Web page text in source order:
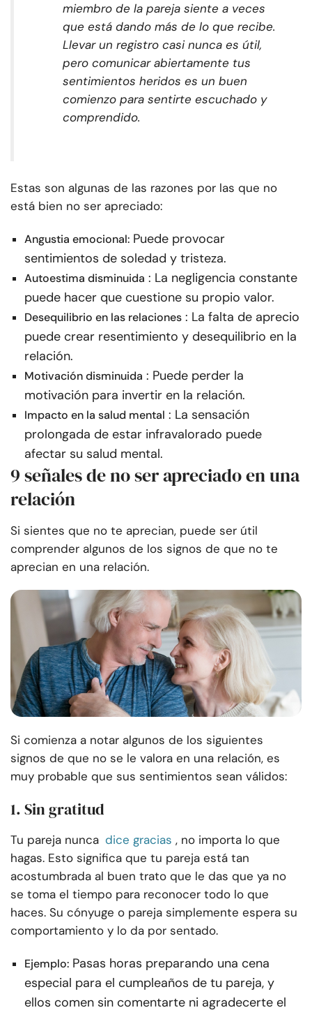
miembro de la pareja siente a veces
que está dando más de lo que recibe.
Llevar un registro casi nunca es útil,
pero comunicar abiertamente tus
sentimientos heridos es un buen
comienzo para sentirte escuchado y
comprendido.
Estas son algunas de las razones por las que no
está bien no ser apreciado:
Angustia emocional: Puede provocar
sentimientos de soledad y tristeza.
Autoestima disminuida : La negligencia constante
puede hacer que cuestione su propio valor.
Desequilibrio en las relaciones : La falta de aprecio
puede crear resentimiento y desequilibrio en la
relación.
Motivación disminuida : Puede perder la
motivación para invertir en la relación.
Impacto en la salud mental : La sensación
prolongada de estar infravalorado puede
afectar su salud mental.
9 señales de no ser apreciado en una
relación
Si sientes que no te aprecian, puede ser útil
comprender algunos de los signos de que no te
aprecian en una relación.
Si comienza a notar algunos de los siguientes
signos de que no se le valora en una relación, es
muy probable que sus sentimientos sean válidos:
1. Sin gratitud
Tu pareja nunca dice gracias , no importa lo que
hagas. Esto significa que tu pareja está tan
acostumbrada al buen trato que le das que ya no
se toma el tiempo para reconocer todo lo que
haces. Su cónyuge o pareja simplemente espera su
comportamiento y lo da por sentado.
Ejemplo: Pasas horas preparando una cena
especial para el cumpleaños de tu pareja, y
ellos comen sin comentarte ni agradecerte el